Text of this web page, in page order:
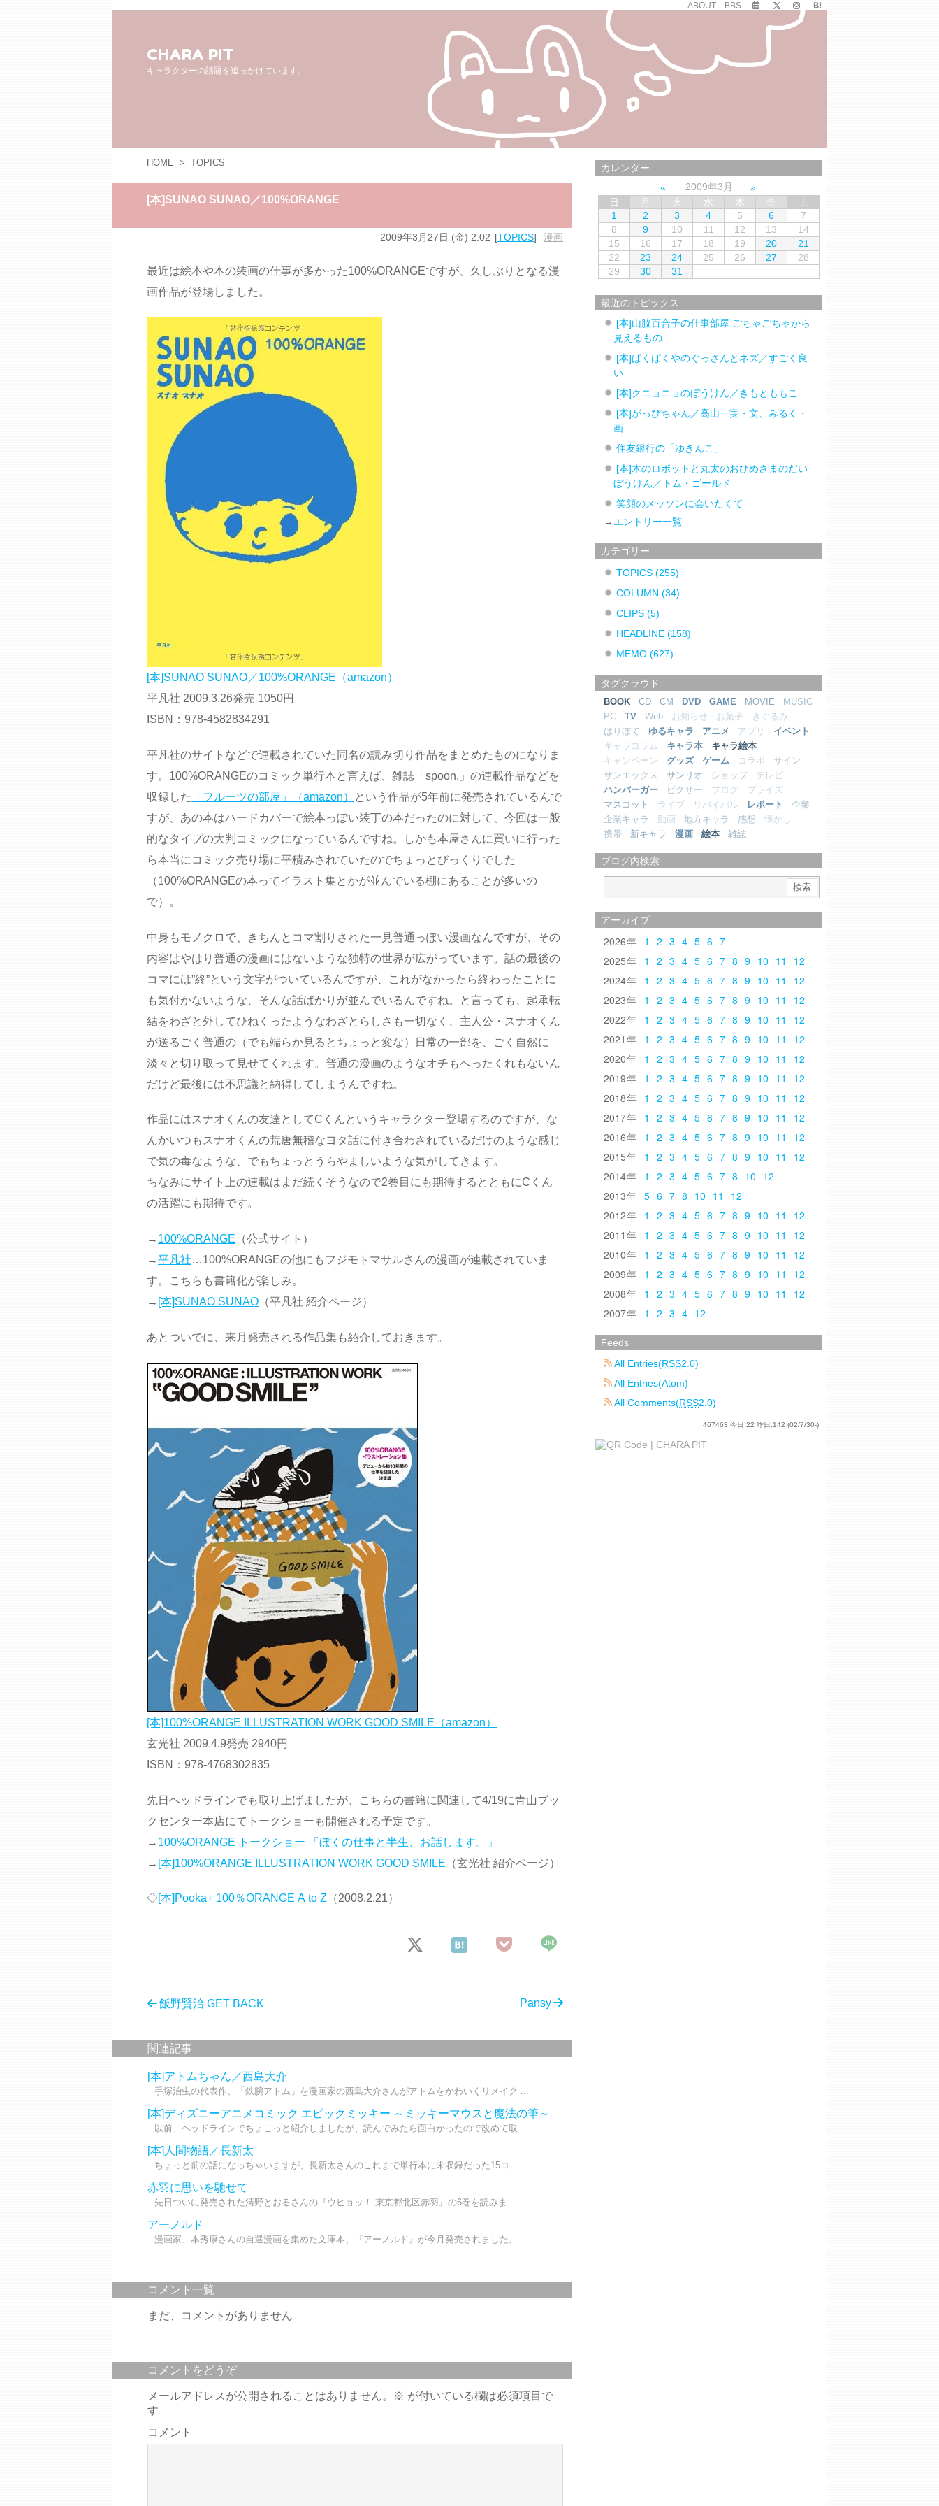
ABOUT BBS
CHARA PIT
キャラクターの話題を追っかけています。
HOME > TOPICS
[本]SUNAO SUNAO／100%ORANGE
2009年3月27日 (金) 2:02 TOPICS 漫画
最近は絵本や本の装画の仕事が多かった100%ORANGEですが、久しぶりとなる漫
画作品が登場しました。
[本]SUNAO SUNAO／100%ORANGE（amazon）
平凡社 2009.3.26発売 1050円
ISBN：978-4582834291
平凡社のサイトなどで連載されていた同名の読み切り作品をまとめたものになりま
す。100%ORANGEのコミック単行本と言えば、雑誌「spoon.」の連載作品などを
収録した
「フルーツの部屋」（amazon）
という作品が5年前に発売されているんで
すが、あの本はハードカバーで絵本っぽい装丁の本だったのに対して、今回は一般
的なタイプの大判コミックになっているんですね。しかも本屋さんに買いに行った
ら本当にコミック売り場に平積みされていたのでちょっとびっくりでした
（100%ORANGEの本ってイラスト集とかが並んでいる棚にあることが多いの
で）。
中身もモノクロで、きちんとコマ割りされた一見普通っぽい漫画なんですが、その
内容はやはり普通の漫画にはないような独特の世界が広がっています。話の最後の
コマには”終”という文字がついているんですが、これがなかったら終わったことに
も気付かないような、そんな話ばかりが並んでいるんですね。と言っても、起承転
結をわざと外してひねくったようなわざとらしさも一切なく、主人公・スナオくん
が送るごく普通の（でも端らか見るとちょっと変な）日常の一部を、ごく自然に
淡々と切り取って見せてくれます。普通の漫画のようなオチもへったくれもないん
だけど最後には不思議と納得してしまうんですね。
作品にはスナオくんの友達としてCくんというキャラクター登場するのですが、な
んかいつもスナオくんの荒唐無稽なヨタ話に付き合わされているだけのような感じ
で気の毒なような、でもちょっとうらやましいような気がしてきます。
ちなみにサイト上の連載はまだ続くそうなので2巻目にも期待するとともにCくん
の活躍にも期待です。
→ 100%ORANGE （公式サイト）
→平凡社…100%ORANGEの他にもフジモトマサルさんの漫画が連載されていま
す。こちらも書籍化が楽しみ。
→ [本]SUNAO SUNAO （平凡社 紹介ページ）
あとついでに、来月発売される作品集も紹介しておきます。
[本]100%ORANGE ILLUSTRATION WORK GOOD SMILE（amazon）
玄光社 2009.4.9発売 2940円
ISBN：978-4768302835
先日ヘッドラインでも取り上げましたが、こちらの書籍に関連して4/19に青山ブッ
クセンター本店にてトークショーも開催される予定です。
→ 100%ORANGE トークショー 「ぼくの仕事と半生、お話します。」
→ [本]100%ORANGE ILLUSTRATION WORK GOOD SMILE （玄光社 紹介ページ）
◇[本]Pooka+ 100％ORANGE A to Z （2008.2.21）
Pansy
飯野賢治 GET BACK
関連記事
[本]アトムちゃん／西島大介
手塚治虫の代表作、「鉄腕アトム」を漫画家の西島大介さんがアトムをかわいくリメイク ...
[本]ディズニーアニメコミック エピックミッキー ～ミッキーマウスと魔法の筆～
以前、ヘッドラインでちょこっと紹介しましたが、読んでみたら面白かったので改めて取 ...
[本]人間物語／長新太
ちょっと前の話になっちゃいますが、長新太さんのこれまで単行本に未収録だった15コ ...
赤羽に思いを馳せて
先日ついに発売された清野とおるさんの『ウヒョッ！ 東京都北区赤羽』の6巻を読みま ...
アーノルド
漫画家、本秀康さんの自選漫画を集めた文庫本、『アーノルド』が今月発売されました。 ...
コメント一覧
まだ、コメントがありません
コメントをどうぞ
メールアドレスが公開されることはありません。 ※ が付いている欄は必須項目で
す
コメント
カレンダー
2009年3月
日
月 火 水 木 金
土
1
2 3 4 5 6
7
8
9 10 11 12 13
14
15
16 17 18 19 20
21
22
23 24 25 26 27
28
29
30 31
最近のトピックス
[本]山脇百合子の仕事部屋 ごちゃごちゃから
見えるもの
[本]ぱくぱくやのぐっさんとネズ／すごく良
い
[本]クニョニョのぼうけん／きもとももこ
[本]がっぴちゃん／高山一実・文、みるく・
画
住友銀行の「ゆきんこ」
[本]木のロボットと丸太のおひめさまのだい
ぼうけん／トム・ゴールド
笑顔のメッソンに会いたくて
→ エントリー一覧
カテゴリー
TOPICS(255)
COLUMN(34)
CLIPS(5)
HEADLINE(158)
MEMO(627)
タグクラウド
BOOK CD CM DVD GAME MOVIE
MUSIC
PC
TV Web お知らせ お菓子
きぐるみ
はりぼて
ゆるキャラ アニメ アプリ
イベント
キャラコラム
キャラ本
キャラ絵本
キャンペーン
グッズ ゲーム コラボ
サイン
サンエックス
サンリオ ショップ
テレビ
ハンバーガー
ピクサー ブログ
プライズ
マスコット
ライブ リバイバル レポート
企業
企業キャラ
動画 地方キャラ 感想
懐かし
携帯
新キャラ 漫画 絵本 雑誌
ブログ内検索
アーカイブ
2026 1 2 3 4 5 6 7
2025
1 2 3 4 5 6 7 8 9 10 11
12
2024
1 2 3 4 5 6 7 8 9 10 11
12
2023
1 2 3 4 5 6 7 8 9 10 11
12
2022
1 2 3 4 5 6 7 8 9 10 11
12
2021
1 2 3 4 5 6 7 8 9 10 11
12
2020
1 2 3 4 5 6 7 8 9 10 11
12
2019
1 2 3 4 5 6 7 8 9 10 11
12
2018
1 2 3 4 5 6 7 8 9 10 11
12
2017
1 2 3 4 5 6 7 8 9 10 11
12
2016
1 2 3 4 5 6 7 8 9 10 11
12
2015
1 2 3 4 5 6 7 8 9 10 11
12
2014
1 2 3 4 5 6 7 8 10 12
2013
5 6 7 8 10 11
12
2012
1 2 3 4 5 6 7 8 9 10 11
12
2011
1 2 3 4 5 6 7 8 9 10 11
12
2010
1 2 3 4 5 6 7 8 9 10 11
12
2009
1 2 3 4 5 6 7 8 9 10 11
12
2008
1 2 3 4 5 6 7 8 9 10 11
12
2007
1 2 3 4 12
Feeds
All Entries(RSS2.0)
All Entries(Atom)
All Comments(RSS2.0)
467463 今日:22 昨日:142 (02/7/30-)